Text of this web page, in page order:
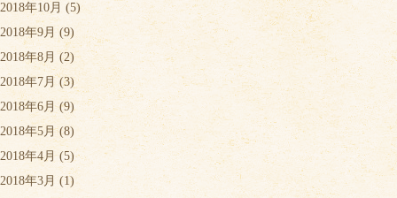
2018年10月 (5)
2018年9月 (9)
2018年8月 (2)
2018年7月(3)
2018年6月(9)
2018年5月(8)
2018年4月(5)
2018年3月 (1)